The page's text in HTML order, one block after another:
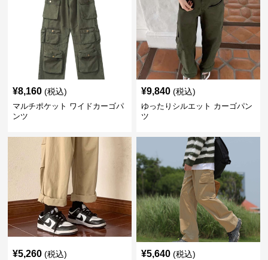
¥8,160 (税込)
マルチポケット ワイドカーゴパ
ンツ
¥9,840 (税込)
ゆったりシルエット カーゴパン
ツ
¥5,260 (税込) ¥5,640 (税込)